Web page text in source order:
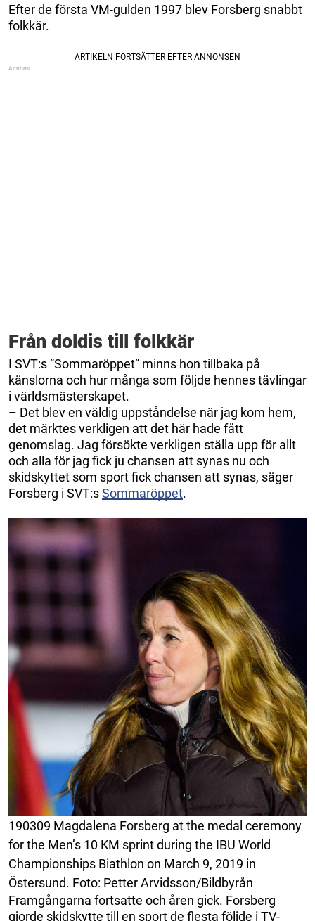
Efter de första VM-gulden 1997 blev Forsberg snabbt
folkkär.
Från doldis till folkkär
I SVT:s ”Sommaröppet” minns hon tillbaka på
känslorna och hur många som följde hennes tävlingar
i världsmästerskapet.
– Det blev en väldig uppståndelse när jag kom hem,
det märktes verkligen att det här hade fått
genomslag. Jag försökte verkligen ställa upp för allt
och alla för jag fick ju chansen att synas nu och
skidskyttet som sport fick chansen att synas, säger
Forsberg i SVT:sSommaröppet.
190309 Magdalena Forsberg at the medal ceremony
for the Men’s 10 KM sprint during the IBU World
Championships Biathlon on March 9, 2019 in
Östersund. Foto: Petter Arvidsson/Bildbyrån
Framgångarna fortsatte och åren gick. Forsberg
gjorde skidskytte till en sport de flesta följde i TV-